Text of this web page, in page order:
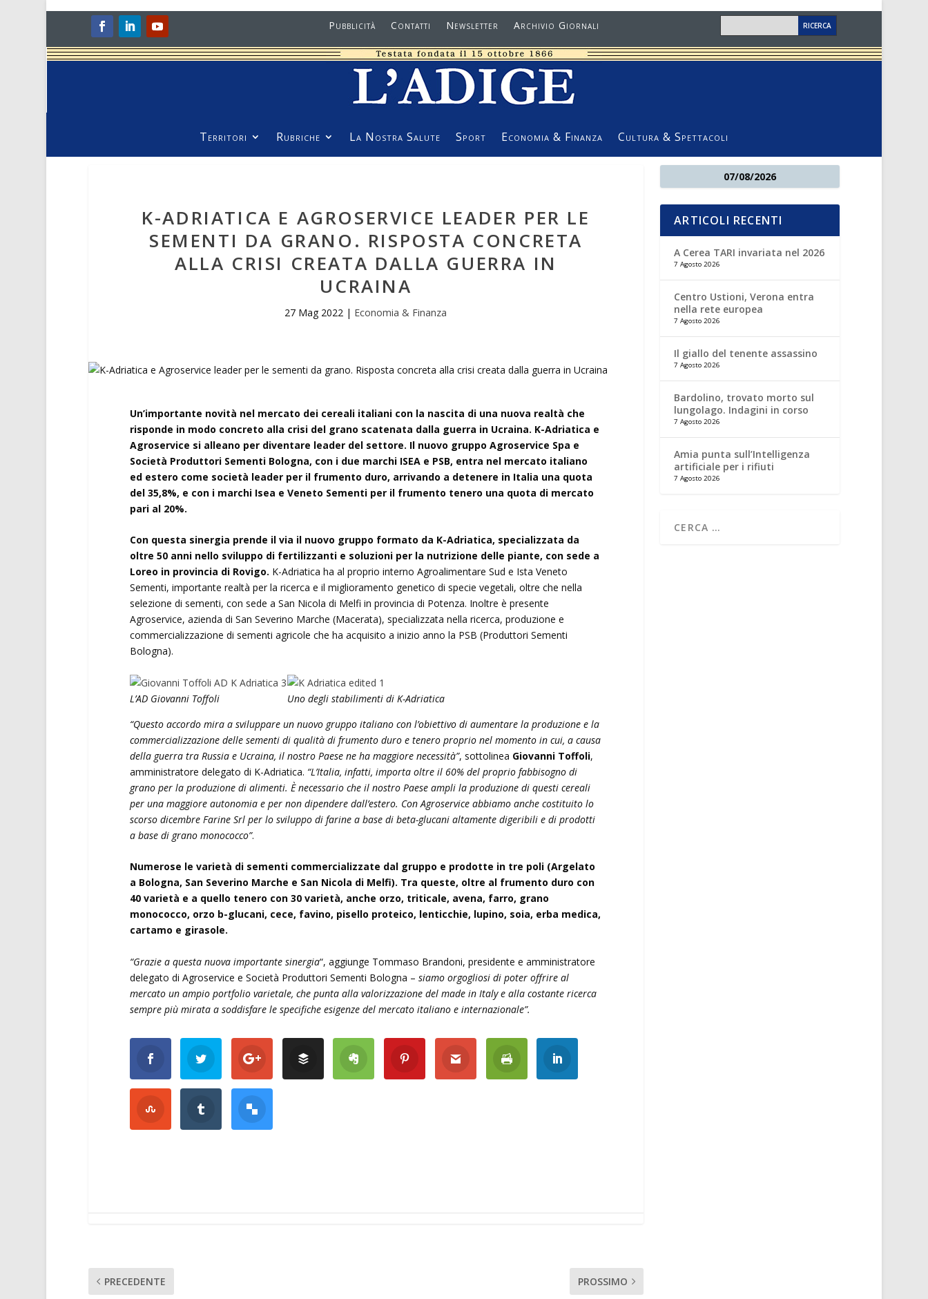
Pubblicità Contatti Newsletter Archivio Giornali
Territori Rubriche La Nostra Salute Sport Economia & Finanza Cultura & Spettacoli
K-ADRIATICA E AGROSERVICE LEADER PER LE
SEMENTI DA GRANO. RISPOSTA CONCRETA
ALLA CRISI CREATA DALLA GUERRA IN
UCRAINA
27 Mag 2022 | Economia & Finanza
Un’importante novità nel mercato dei cereali italiani con la nascita di una nuova realtà che
risponde in modo concreto alla crisi del grano scatenata dalla guerra in Ucraina. K-Adriatica e
Agroservice si alleano per diventare leader del settore. Il nuovo gruppo Agroservice Spa e
Società Produttori Sementi Bologna, con i due marchi ISEA e PSB, entra nel mercato italiano
ed estero come società leader per il frumento duro, arrivando a detenere in Italia una quota
del 35,8%, e con i marchi Isea e Veneto Sementi per il frumento tenero una quota di mercato
pari al 20%.
Con questa sinergia prende il via il nuovo gruppo formato da K-Adriatica, specializzata da
oltre 50 anni nello sviluppo di fertilizzanti e soluzioni per la nutrizione delle piante, con sede a
Loreo in provincia di Rovigo. K-Adriatica ha al proprio interno Agroalimentare Sud e Ista Veneto
Sementi, importante realtà per la ricerca e il miglioramento genetico di specie vegetali, oltre che nella
selezione di sementi, con sede a San Nicola di Melfi in provincia di Potenza. Inoltre è presente
Agroservice, azienda di San Severino Marche (Macerata), specializzata nella ricerca, produzione e
commercializzazione di sementi agricole che ha acquisito a inizio anno la PSB (Produttori Sementi
Bologna).
L’AD Giovanni Toffoli
Uno degli stabilimenti di K-Adriatica
“Questo accordo mira a sviluppare un nuovo gruppo italiano con l’obiettivo di aumentare la produzione e la
commercializzazione delle sementi di qualità di frumento duro e tenero proprio nel momento in cui, a causa
della guerra tra Russia e Ucraina, il nostro Paese ne ha maggiore necessità”, sottolinea Giovanni Toffoli,
amministratore delegato di K-Adriatica. “L’Italia, infatti, importa oltre il 60% del proprio fabbisogno di
grano per la produzione di alimenti. È necessario che il nostro Paese ampli la produzione di questi cereali
per una maggiore autonomia e per non dipendere dall’estero. Con Agroservice abbiamo anche costituito lo
scorso dicembre Farine Srl per lo sviluppo di farine a base di beta-glucani altamente digeribili e di prodotti
a base di grano monococco”.
Numerose le varietà di sementi commercializzate dal gruppo e prodotte in tre poli (Argelato
a Bologna, San Severino Marche e San Nicola di Melfi). Tra queste, oltre al frumento duro con
40 varietà e a quello tenero con 30 varietà, anche orzo, triticale, avena, farro, grano
monococco, orzo b-glucani, cece, favino, pisello proteico, lenticchie, lupino, soia, erba medica,
cartamo e girasole.
“Grazie a questa nuova importante sinergia“, aggiunge Tommaso Brandoni, presidente e amministratore
delegato di Agroservice e Società Produttori Sementi Bologna – siamo orgogliosi di poter offrire al
mercato un ampio portfolio varietale, che punta alla valorizzazione del made in Italy e alla costante ricerca
sempre più mirata a soddisfare le specifiche esigenze del mercato italiano e internazionale”.
PRECEDENTE PROSSIMO
07/08/2026
ARTICOLI RECENTI
A Cerea TARI invariata nel 2026
7 Agosto 2026
Centro Ustioni, Verona entra
nella rete europea
7 Agosto 2026
Il giallo del tenente assassino
7 Agosto 2026
Bardolino, trovato morto sul
lungolago. Indagini in corso
7 Agosto 2026
Amia punta sull’Intelligenza
artificiale per i rifiuti
7 Agosto 2026